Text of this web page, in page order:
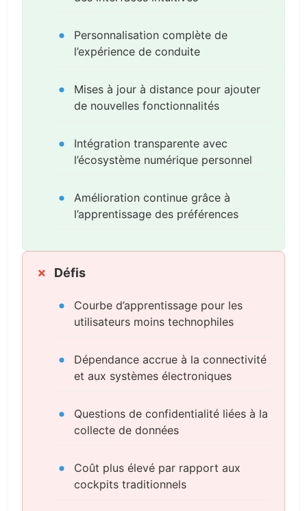
Personnalisation complète de
l’expérience de conduite
Mises à jour à distance pour ajouter
de nouvelles fonctionnalités
Intégration transparente avec
l’écosystème numérique personnel
Amélioration continue grâce à
l’apprentissage des préférences
Défis
Courbe d’apprentissage pour les
utilisateurs moins technophiles
Dépendance accrue à la connectivité
et aux systèmes électroniques
Questions de confidentialité liées à la
collecte de données
Coût plus élevé par rapport aux
cockpits traditionnels